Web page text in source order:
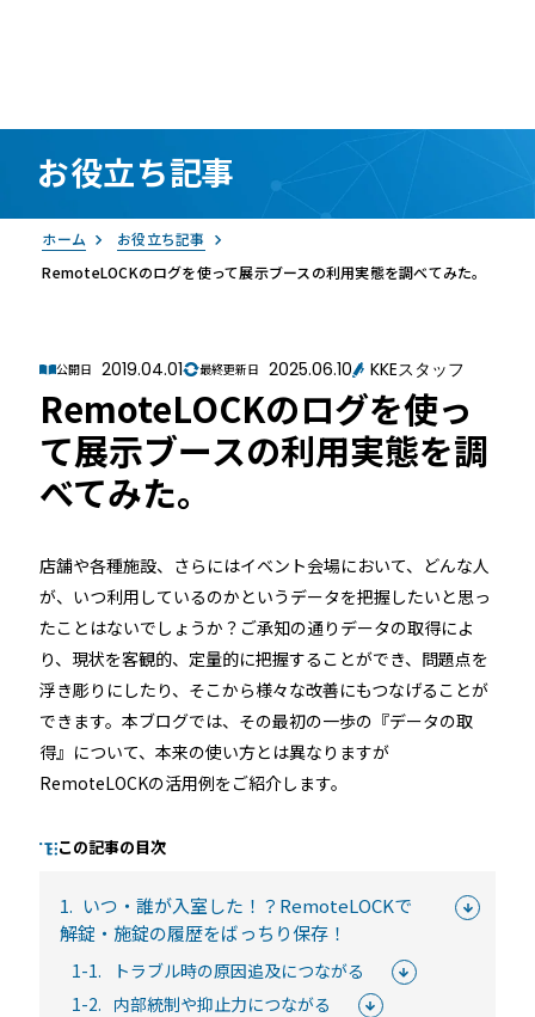
お役立ち記事
RemoteLOCKのログを使って展示ブースの利用実態を調べてみた。
お役立ち記事
ホーム
公開日 2019.04.01 最終更新日 2025.06.10 KKEスタッフ
RemoteLOCKのログを使っ
て展示ブースの利用実態を調
べてみた。
店舗や各種施設、さらにはイベント会場において、どんな人
が、いつ利用しているのかというデータを把握したいと思っ
たことはないでしょうか？ご承知の通りデータの取得によ
り、現状を客観的、定量的に把握することができ、問題点を
浮き彫りにしたり、そこから様々な改善にもつなげることが
できます。本ブログでは、その最初の一歩の『データの取
得』について、本来の使い方とは異なりますが
RemoteLOCKの活用例をご紹介します。
この記事の目次
1. いつ・誰が入室した！？RemoteLOCKで
解錠・施錠の履歴をばっちり保存！
1-1.
トラブル時の原因追及につながる
1-2. 内部統制や抑止力につながる
RemoteLOCK
ご質問
介します
機能
できるの？をご紹介します
詳しくみる
業種別の活用
お客様の声
セミナー
RemoteLOCKの活用術や業界別の最新事例をご紹介など、不